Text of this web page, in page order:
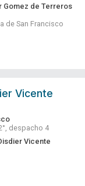
Gomez de Terreros
de San Francisco
Vicente
despacho 4
Vicente